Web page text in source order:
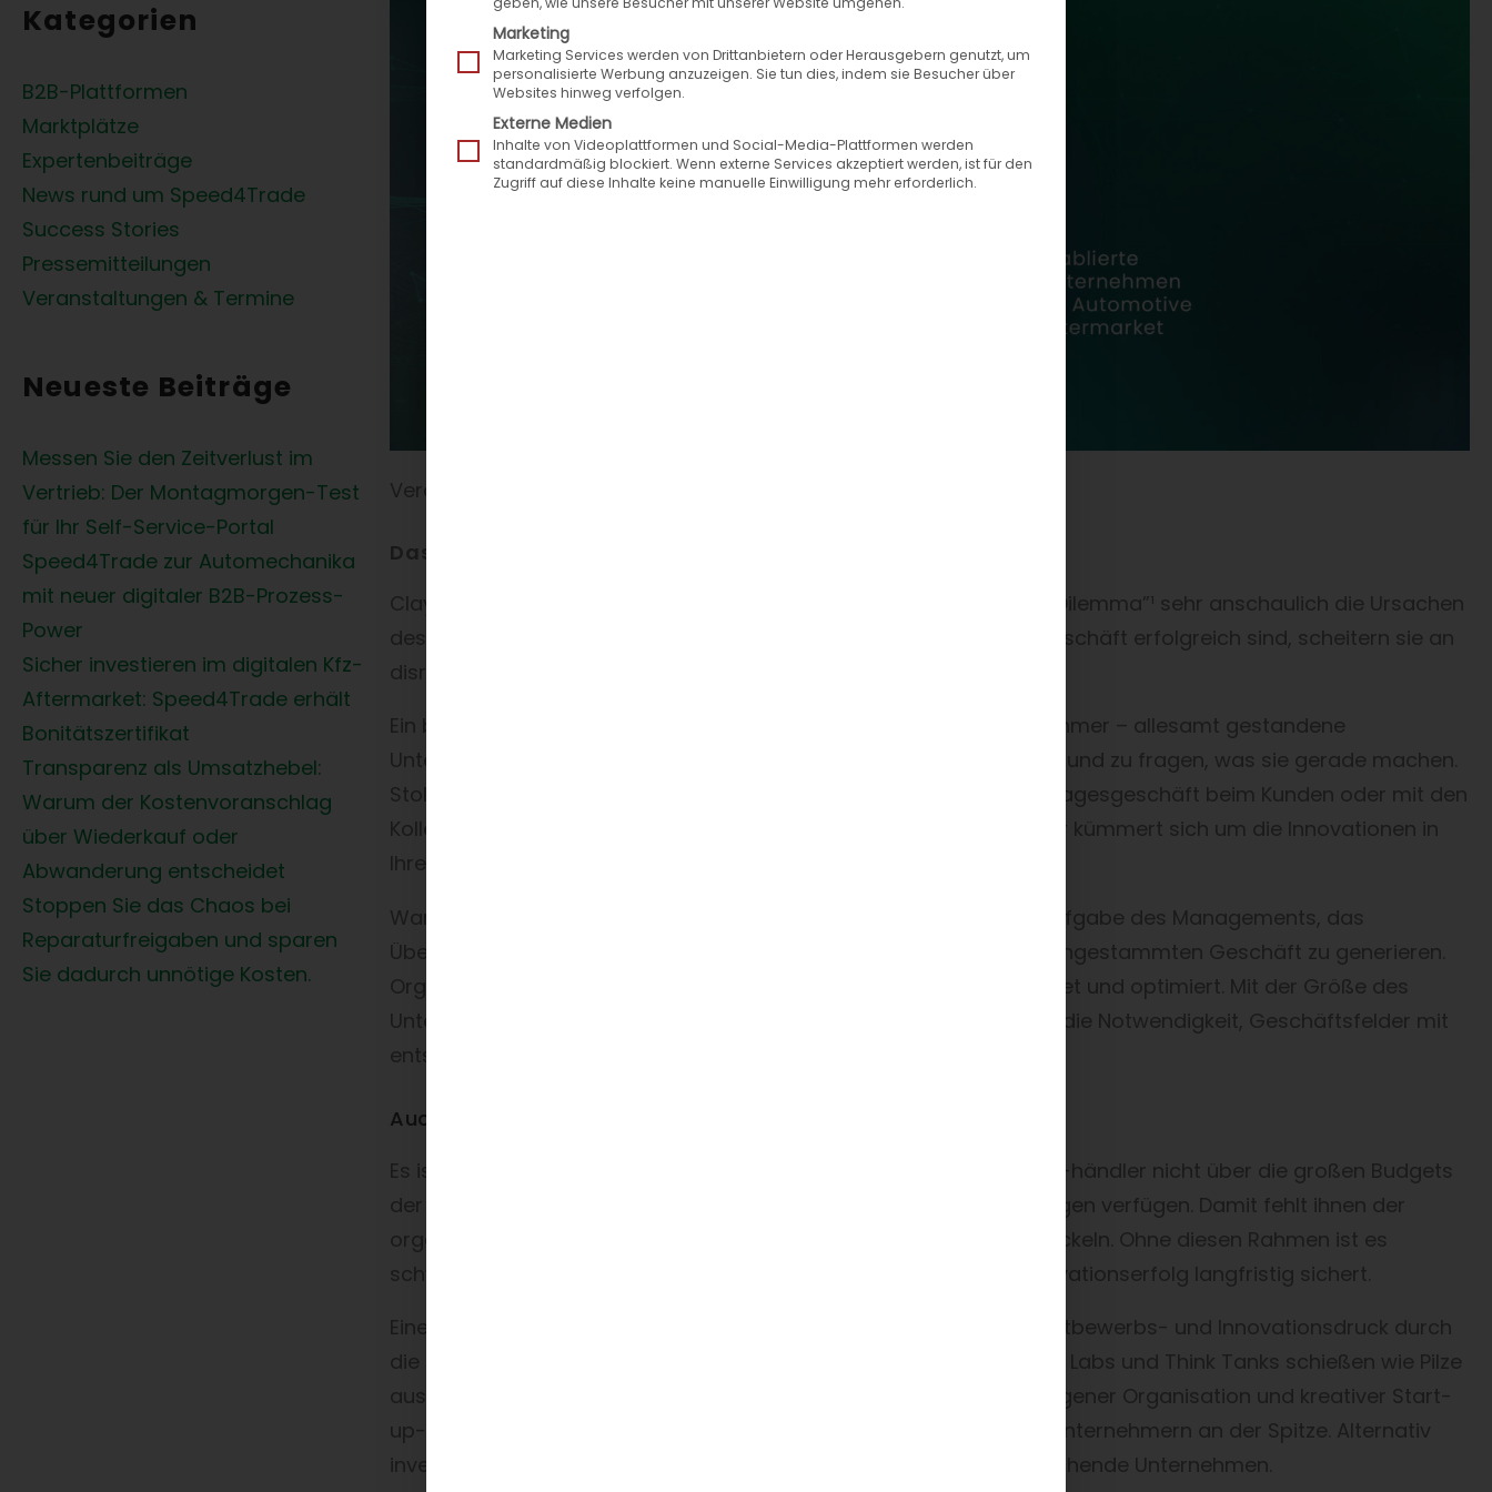
Kategorien
B2B-Plattformen
Marktplätze
Expertenbeiträge
News rund um Speed4Trade
Success Stories
Pressemitteilungen
Veranstaltungen & Termine
Neueste Beiträge
Messen Sie den Zeitverlust im
Vertrieb: Der Montagmorgen-Test
für Ihr Self-Service-Portal
Speed4Trade zur Automechanika
mit neuer digitaler B2B-Prozess-
Power
Sicher investieren im digitalen Kfz-
Aftermarket: Speed4Trade erhält
Bonitätszertifikat
Transparenz als Umsatzhebel:
Warum der Kostenvoranschlag
über Wiederkauf oder
Abwanderung entscheidet
Stoppen Sie das Chaos bei
Reparaturfreigaben und sparen
Sie dadurch unnötige Kosten.
Veröffentlicht am:
Das Innovationsdilemma ist hausgemacht
Clayton M. Christensen beschreibt in seinem Buch „The Innovator’s Dilemma”¹ sehr anschaulich die Ursachen
des Dilemmas: Gerade, weil etablierte Unternehmen in ihrem Kerngeschäft erfolgreich sind, scheitern sie an
disruptiven Innovationen, wie z. B. der Plattformökonomie.
Ein bekannter Unternehmensberater hat einmal seine Seminarteilnehmer – allesamt gestandene
Unternehmer – gebeten, ihre besten Mitarbeiter zu Hause anzurufen und zu fragen, was sie gerade machen.
Stolz berichteten sie, wie ihre besten Leute gerade erfolgreich das Tagesgeschäft beim Kunden oder mit den
Kollegen erledigten. Dann fragte der Unternehmensberater: „Und wer kümmert sich um die Innovationen in
Ihrem Unternehmen?“ Antwort: Niemand!
Warum ist das so? Gerade in diesen Zeiten ist die vordringlichste Aufgabe des Managements, das
Überleben des Unternehmens zu sichern und neues Wachstum im angestammten Geschäft zu generieren.
Organisationsstrukturen und Ressourcen werden darauf ausgerichtet und optimiert. Mit der Größe des
Unternehmens wachsen entsprechend die Kostenblöcke und damit die Notwendigkeit, Geschäftsfelder mit
entsprechendem Ertragspotenzial zu bedienen.
Auch ohne Forschungsabteilung sind Innovationen möglich
Es ist kein Geheimnis, dass mittelständische Autoteilehersteller und -händler nicht über die großen Budgets
der Großindustrie für eigene Forschungs- und Entwicklungsabteilungen verfügen. Damit fehlt ihnen der
organisatorische Rahmen, um digitale Innovationen gezielt zu entwickeln. Ohne diesen Rahmen ist es
schwierig, eine klare Vision und Strategie zu etablieren, die den Innovationserfolg langfristig sichert.
Einen Vorsprung haben hier die großen Konzerne, bei denen der Wettbewerbs- und Innovationsdruck durch
die Globalisierung schon vor Jahren enorm gestiegen ist. Innovation Labs und Think Tanks schießen wie Pilze
aus dem Boden. Weitgehend unabhängig in eigenen Räumen, mit eigener Organisation und kreativer Start-
up-Kultur, ausgestattet mit ausreichend Geld, Zeit und erfahrenen Unternehmern an der Spitze. Alternativ
investieren sie direkt oder indirekt durch Übernahmen in vielversprechende Unternehmen.
Marketing
Marketing Services werden von Drittanbietern oder Herausgebern genutzt, um
personalisierte Werbung anzuzeigen. Sie tun dies, indem sie Besucher über
Websites hinweg verfolgen.
Externe Medien
Inhalte von Videoplattformen und Social-Media-Plattformen werden
standardmäßig blockiert. Wenn externe Services akzeptiert werden, ist für den
Zugriff auf diese Inhalte keine manuelle Einwilligung mehr erforderlich.